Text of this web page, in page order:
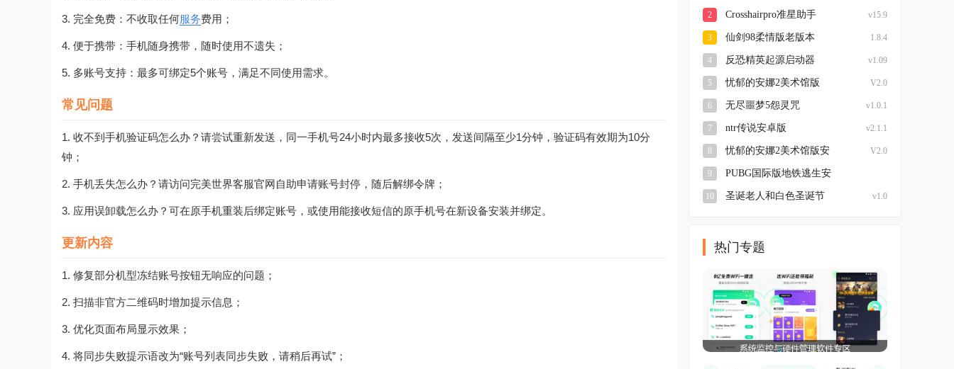
3. 完全免费：不收取任何服务费用；
4. 便于携带：手机随身携带，随时使用不遗失；
5. 多账号支持：最多可绑定5个账号，满足不同使用需求。
常见问题
1. 收不到手机验证码怎么办？请尝试重新发送，同一手机号24小时内最多接收5次，发送间隔至少1分钟，验证码有效期为10分
钟；
2. 手机丢失怎么办？请访问完美世界客服官网自助申请账号封停，随后解绑令牌；
3. 应用误卸载怎么办？可在原手机重装后绑定账号，或使用能接收短信的原手机号在新设备安装并绑定。
更新内容
1. 修复部分机型冻结账号按钮无响应的问题；
2. 扫描非官方二维码时增加提示信息；
3. 优化页面布局显示效果；
4. 将同步失败提示语改为“账号列表同步失败，请稍后再试”；
2 Crosshairpro准星助手 v15.9
3 仙剑98柔情版老版本 1.8.4
4 反恐精英起源启动器 v1.09
5 忧郁的安娜2美术馆版 V2.0
6 无尽噩梦5怨灵咒 v1.0.1
7 ntr传说安卓版 v2.1.1
8
忧郁的安娜2美术馆版安
V2.0
9
PUBG国际版地铁逃生安
10 圣诞老人和白色圣诞节 v1.0
热门专题